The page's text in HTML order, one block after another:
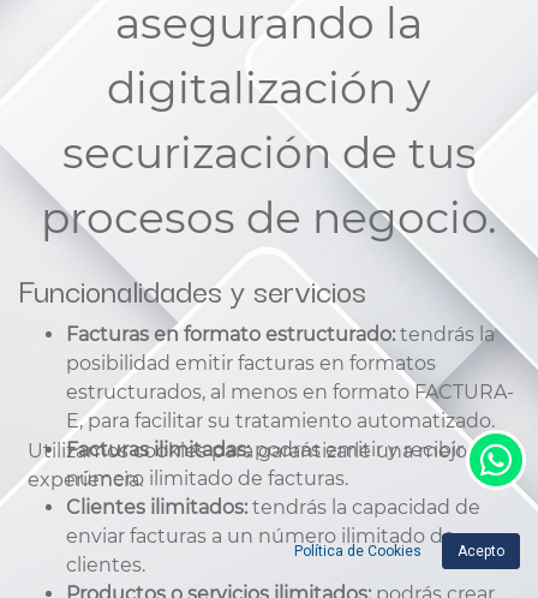
asegurando la
digitalización y
securización de tus
procesos de negocio.
Funcionalidades y servicios
Facturas en formato estructurado: tendrás la
posibilidad emitir facturas en formatos
estructurados, al menos en formato FACTURA-
E, para facilitar su tratamiento automatizado.
Facturas ilimitadas:podrás emitir y recibir un
número ilimitado de facturas.
Clientes ilimitados: tendrás la capacidad de
enviar facturas a un número ilimitado de
clientes.
Utilizamos cookies para garantizarle una mejor
experiencia.
Política de Cookies Acepto